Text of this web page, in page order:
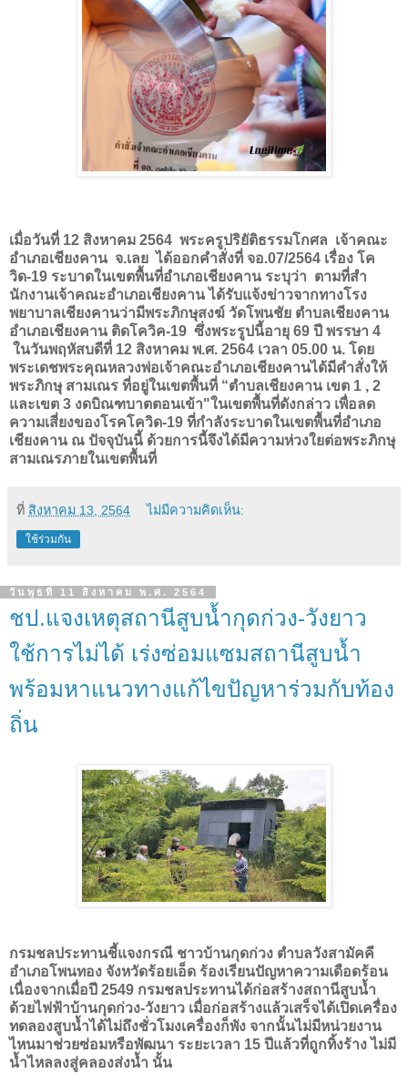
เมื่อวันที่ 12 สิงหาคม 2564 พระครูปริยัติธรรมโกศล เจ้าคณะ
อําเภอเชียงคาน จ.เลย ได้ออกคำสั่งที่ จอ.07/2564 เรื่อง โค
วิด-19 ระบาดในเขตพื้นที่อำเภอเชียงคาน ระบุว่า ตามที่สํา
นักงานเจ้าคณะอําเภอเชียงคาน ได้รับแจ้งข่าวจากทางโรง
พยาบาลเชียงคานว่ามีพระภิกษุสงฆ์ วัดโพนชัย ตําบลเชียงคาน
อําเภอเชียงคาน ติดโควิค-19 ซึ่งพระรูปนี้อายุ 69 ปี พรรษา 4
ในวันพฤหัสบดีที่ 12 สิงหาคม พ.ศ. 2564 เวลา 05.00 น. โดย
พระเดชพระคุณหลวงพ่อเจ้าคณะอําเภอเชียงคานได้มีคําสั่งให้
พระภิกษุ สามเณร ที่อยู่ในเขตพื้นที่ “ตําบลเชียงคาน เขต 1 , 2
และเขต 3 งดบิณฑบาตตอนเข้า"ในเขตพื้นที่ดังกล่าว เพื่อลด
ความเสี่ยงของโรคโควิด-19 ที่กําลังระบาดในเขตพื้นที่อําเภอ
เชียงคาน ณ ปัจจุบันนี้ ด้วยการนี้จึงได้มีความห่วงใยต่อพระภิกษุ
สามเณรภายในเขตพื้นที่
ที่ สิงหาคม 13, 2564 ไม่มีความคิดเห็น:
ใช้ร่วมกัน
วันพุธที่ 11 สิงหาคม พ.ศ. 2564
ชป.แจงเหตุสถานีสูบน้ำกุดก่วง-วังยาว
ใช้การไม่ได้ เร่งซ่อมแซมสถานีสูบน้ำ
พร้อมหาแนวทางแก้ไขปัญหาร่วมกับท้อง
ถิ่น
กรมชลประทานชี้แจงกรณี ชาวบ้านกุดก่วง ตำบลวังสามัคคี
อำเภอโพนทอง จังหวัดร้อยเอ็ด ร้องเรียนปัญหาความเดือดร้อน
เนื่องจากเมื่อปี 2549 กรมชลประทานได้ก่อสร้างสถานีสูบน้ำ
ด้วยไฟฟ้าบ้านกุดก่วง-วังยาว เมื่อก่อสร้างแล้วเสร็จได้เปิดเครื่อง
ทดลองสูบน้ำได้ไม่ถึงชั่วโมงเครื่องก็พัง จากนั้นไม่มีหน่วยงาน
ไหนมาช่วยซ่อมหรือพัฒนา ระยะเวลา 15 ปีแล้วที่ถูกทิ้งร้าง ไม่มี
น้ำไหลลงสู่คลองส่งน้ำ นั้น